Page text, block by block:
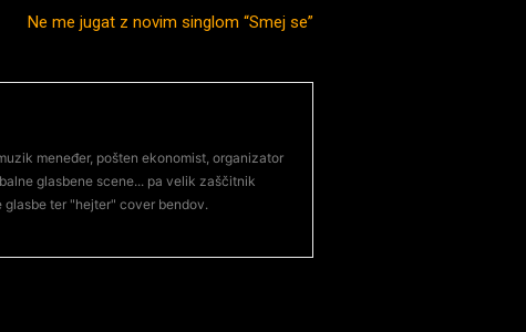
Ne me jugat z novim singlom “Smej se”
meneđer, pošten ekonomist, organizator
glasbene scene... pa velik zaščitnik
ter "hejter" cover bendov.